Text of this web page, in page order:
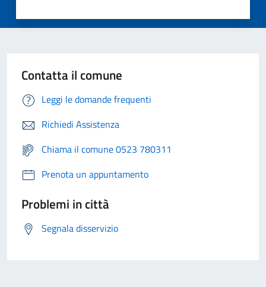
Contatta il comune
Leggi le domande frequenti
Richiedi Assistenza
Chiama il comune 0523 780311
Prenota un appuntamento
Problemi in città
Segnala disservizio